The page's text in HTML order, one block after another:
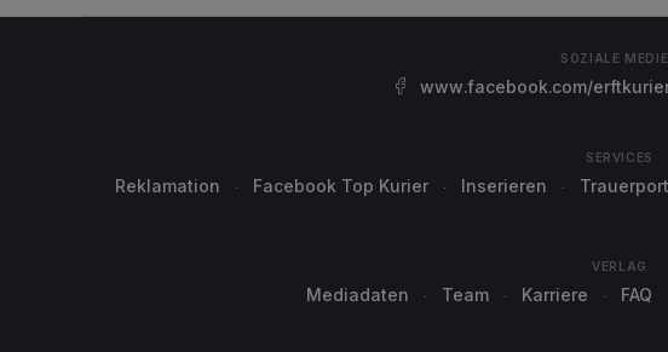
SOZIALE
www.facebook.com/
SERVICES
Reklamation Facebook Top Kurier Inserieren
VERLAG
Mediadaten Team Karriere FAQ